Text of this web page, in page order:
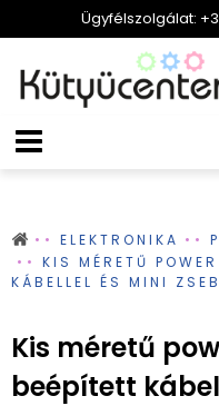
Ügyfélszolgálat:
ELEKTRONIKA
KIS MÉRETŰ
KÁBELLEL ÉS MINI
Kis méretű
beépített